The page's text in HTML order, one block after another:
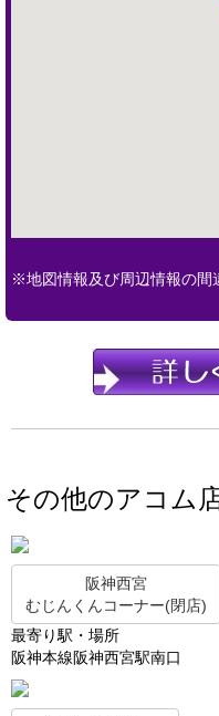
※地図情報及び周辺情報の間
その他のアコム
阪神西宮
むじんくんコーナー(閉店)
最寄り駅・場所
阪神本線阪神西宮駅南口